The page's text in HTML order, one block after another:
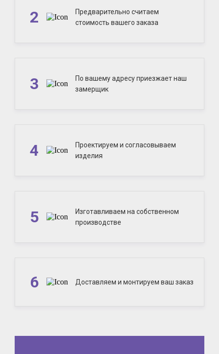
2
Предварительно считаем
стоимость вашего заказа
3
По вашему адресу приезжает наш
замерщик
4
Проектируем и согласовываем
изделия
5
Изготавливаем на собственном
производстве
6 Доставляем и монтируем ваш заказ